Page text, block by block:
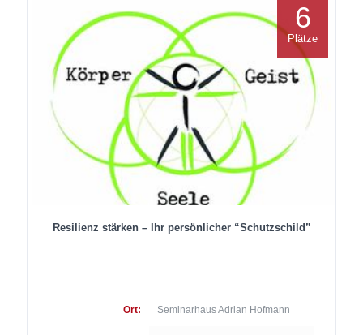
Resilienz stärken – Ihr persönlicher “Schutzschild”
Ort: Seminarhaus Adrian Hofmann
6
Plätze